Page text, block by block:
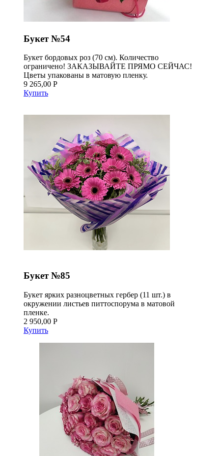
Букет №54
Букет бордовых роз (70 см). Количество
ограничено! ЗАКАЗЫВАЙТЕ ПРЯМО СЕЙЧАС!
Цветы упакованы в матовую пленку.
9 265,00 Р
Купить
Букет №85
Букет ярких разноцветных гербер (11 шт.) в
окружении листьев питтоспорума в матовой
пленке.
2 950,00 Р
Купить